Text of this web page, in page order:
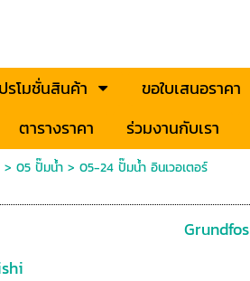
รโมชั่นสินค้า ขอใบเสนอราคา
ตารางราคา ร่วมงานกับเรา
> 05 ปั๊มน้ำ> 05-24 ปั๊มน้ำ อินเวอเตอร์
Grundfos